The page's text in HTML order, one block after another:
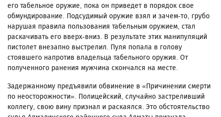
его табельное оружие, пока он приведет в порядок свое
обмундирование. Подсудимый оружие взял и зачем-то, грубо
нарушая правила пользования табельным оружием, стал
раскачивать его вверх-вниз. В результате этих манипуляций
пистолет внезапно выстрелил. Пуля попала в голову
стоявшего напротив владельца табельного оружия. От
полученного ранения мужчина скончался на месте.
Задержанному предъявили обвинение в «Причинении смерти
по неосторожности». Полицейский, случайно застреливший
коллегу, свою вину признал и раскаялся. Это обстоятельство